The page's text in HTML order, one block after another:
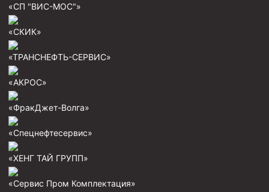
«СП "ВИС-МОС"»
«СКИК»
«ТРАНСНЕФТЬ-СЕРВИС»
«АКРОС»
«ФракДжет-Волга»
«Спецнефтесервис»
«ХЕНГ ТАЙ ГРУПП»
«Сервис Пром Комплектация»